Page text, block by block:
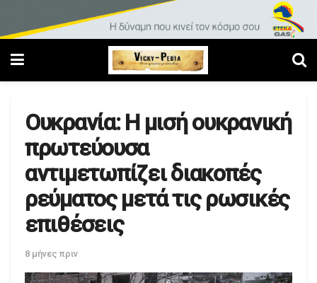
Ουκρανία: Η μισή ουκρανική
πρωτεύουσα
αντιμετωπίζει διακοπές
ρεύματος μετά τις ρωσικές
επιθέσεις
8 μήνες πριν